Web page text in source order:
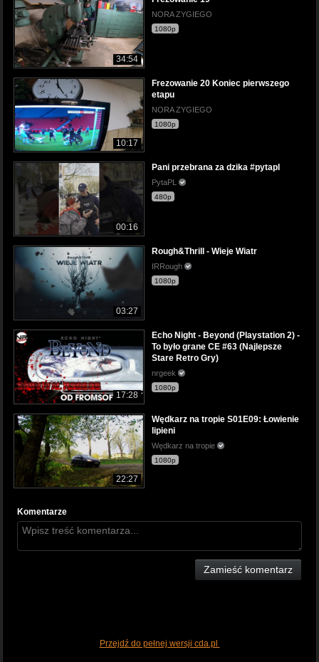
34:54
NORA ZYGIEGO
1080p
10:17
Frezowanie 20 Koniec pierwszego
etapu
NORA ZYGIEGO
1080p
00:16
Pani przebrana za dzika #pytapl
PytaPL
480p
03:27
Rough&Thrill - Wieje Wiatr
IRRough
1080p
17:28
Echo Night - Beyond (Playstation 2) -
To było grane CE #63 (Najlepsze
Stare Retro Gry)
nrgeek
1080p
22:27
Wędkarz na tropie S01E09: Łowienie
lipieni
Wędkarz na tropie
1080p
Komentarze
Zamieść komentarz
Przejdź do pełnej wersji cda.pl